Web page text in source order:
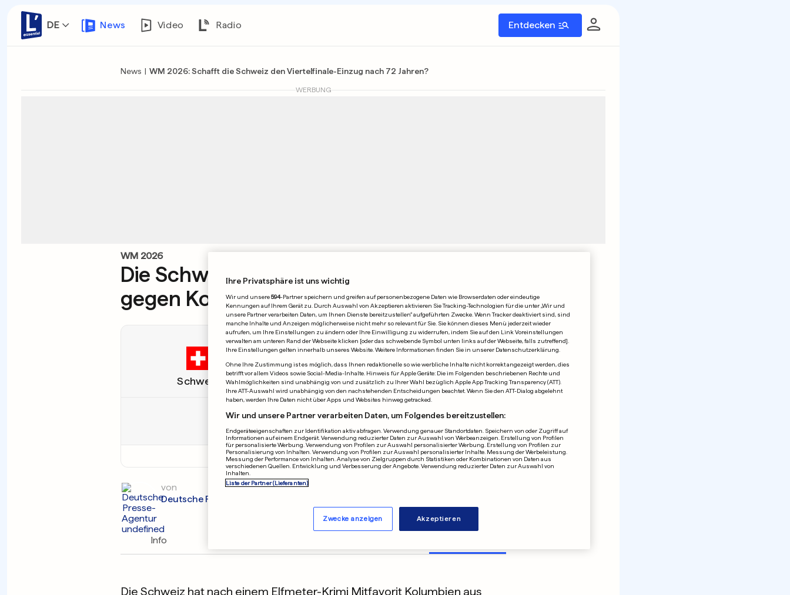
DE News Video Radio Entdecken
News | WM 2026: Schafft die Schweiz den Viertelfinale-Einzug nach 72 Jahren?
WERBUNG
WM 2026
Die Schweiz gewinnt den Elfer-Krimi
gegen Kolumbien
ACHTELFINALE
4 – 3
Schweiz Spielende Kolumbien
Elfmeterschießen
4
3
Alle Resultate anzeigen
von
Deutsche Presse-Agentur
Info
Die Schweiz hat nach einem Elfmeter-Krimi Mitfavorit Kolumbien aus
Ihre Privatsphäre ist uns wichtig
Wir und unsere594-Partner speichern und greifen auf personenbezogene Daten wie Browserdaten oder eindeutige
Kennungen auf Ihrem Gerät zu. Durch Auswahl von Akzeptieren aktivieren Sie Tracking-Technologien für die unter „Wir und
unsere Partner verarbeiten Daten, um Ihnen Dienste bereitzustellen“ aufgeführten Zwecke. Wenn Tracker deaktiviert sind, sind
manche Inhalte und Anzeigen möglicherweise nicht mehr so relevant für Sie. Sie können dieses Menü jederzeit wieder
aufrufen, um Ihre Einstellungen zu ändern oder Ihre Einwilligung zu widerrufen, indem Sie auf den Link Voreinstellungen
verwalten am unteren Rand der Webseite klicken [oder das schwebende Symbol unten links auf der Webseite, falls zutreffend].
Ihre Einstellungen gelten innerhalb unseres Website. Weitere Informationen finden Sie in unserer Datenschutzerklärung.
Ohne Ihre Zustimmung ist es möglich, dass Ihnen redaktionelle so wie werbliche Inhalte nicht korrekt angezeigt werden, dies
betrifft vor allem Videos sowie Social-Media-Inhalte. Hinweis für Apple Geräte: Die im Folgenden beschriebenen Rechte und
Wahlmöglichkeiten sind unabhängig von und zusätzlich zu Ihrer Wahl bezüglich Apple App Tracking Transparency (ATT).
Ihre ATT-Auswahl wird unabhängig von den nachstehenden Entscheidungen beachtet. Wenn Sie den ATT-Dialog abgelehnt
haben, werden Ihre Daten nicht über Apps und Websites hinweg getracked.
Wir und unsere Partner verarbeiten Daten, um Folgendes bereitzustellen:
Endgeräteeigenschaften zur Identifikation aktiv abfragen. Verwendung genauer Standortdaten. Speichern von oder Zugriff auf
Informationen auf einem Endgerät. Verwendung reduzierter Daten zur Auswahl von Werbeanzeigen. Erstellung von Profilen
für personalisierte Werbung. Verwendung von Profilen zur Auswahl personalisierter Werbung. Erstellung von Profilen zur
Personalisierung von Inhalten. Verwendung von Profilen zur Auswahl personalisierter Inhalte. Messung der Werbeleistung.
Messung der Performance von Inhalten. Analyse von Zielgruppen durch Statistiken oder Kombinationen von Daten aus
verschiedenen Quellen. Entwicklung und Verbesserung der Angebote. Verwendung reduzierter Daten zur Auswahl von
Inhalten.
Liste der Partner (Lieferanten)
Zwecke anzeigen Akzeptieren